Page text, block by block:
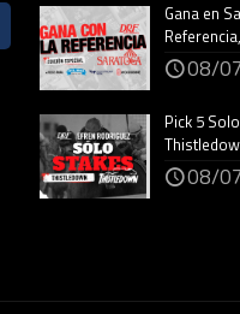
Gana en
08/
Pick 5
08/